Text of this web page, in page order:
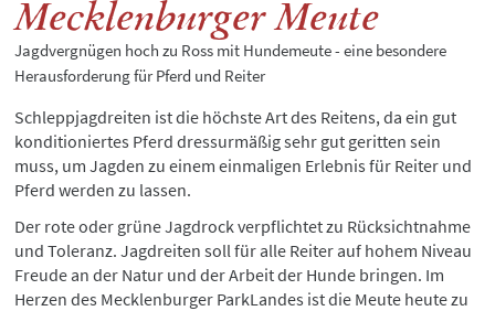
Mecklenburger Meute
Jagdvergnügen hoch zu Ross mit Hundemeute - eine besondere
Herausforderung für Pferd und Reiter
Schleppjagdreiten ist die höchste Art des Reitens, da ein gut
konditioniertes Pferd dressurmäßig sehr gut geritten sein
muss, um Jagden zu einem einmaligen Erlebnis für Reiter und
Pferd werden zu lassen.
Der rote oder grüne Jagdrock verpflichtet zu Rücksichtnahme
und Toleranz. Jagdreiten soll für alle Reiter auf hohem Niveau
Freude an der Natur und der Arbeit der Hunde bringen. Im
Herzen des Mecklenburger ParkLandes ist die Meute heute zu